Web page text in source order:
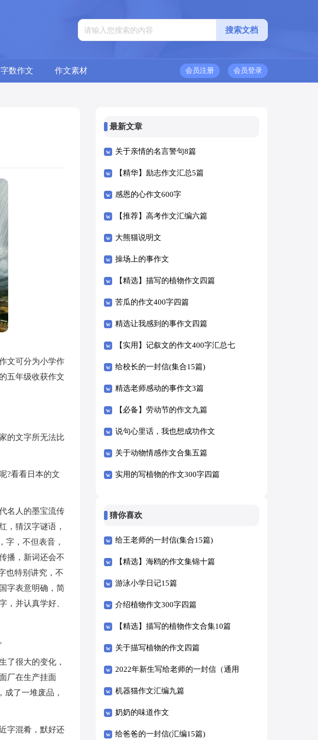
字数作文 作文素材 会员登录
会员注册
文可分为小学作
五年级收获作文
的文字所无法比
?看看日本的文
名人的墨宝流传
，猜汉字谜语，
字，不但表音，
播，新词还会不
也特别讲究，不
字表意明确，简
，并认真学好、
了很大的变化，
厂在生产挂面
成了一堆废品，
字混肴，默好还
最新文章
关于亲情的名言警句8篇
【精华】励志作文汇总5篇
感恩的心作文600字
【推荐】高考作文汇编六篇
大熊猫说明文
操场上的事作文
【精选】描写的植物作文四篇
苦瓜的作文400字四篇
精选让我感到的事作文四篇
【实用】记叙文的作文400字汇总七
篇
给校长的一封信(集合15篇)
精选老师感动的事作文3篇
【必备】劳动节的作文九篇
说句心里话，我也想成功作文
关于动物情感作文合集五篇
实用的写植物的作文300字四篇
猜你喜欢
给王老师的一封信(集合15篇)
【精选】海鸥的作文集锦十篇
游泳小学日记15篇
介绍植物作文300字四篇
【精选】描写的植物作文合集10篇
关于描写植物的作文四篇
2022年新生写给老师的一封信（通用
8篇）
机器猫作文汇编九篇
奶奶的味道作文
给爸爸的一封信(汇编15篇)